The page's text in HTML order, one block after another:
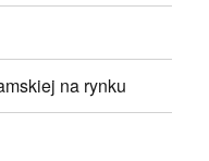
na rynku